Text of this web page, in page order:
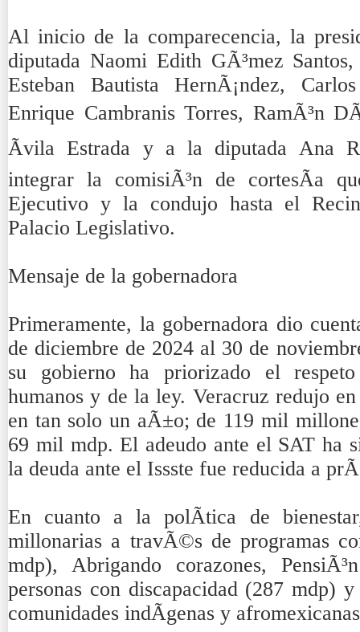
Al inicio de la comparecencia, la
diputada Naomi Edith GÃ³mez
Esteban Bautista HernÃ¡ndez,
Enrique Cambranis Torres, RamÃ³n
Ãvila Estrada y a la diputada Ana
integrar la comisiÃ³n de cortesÃ­a
Ejecutivo y la condujo hasta el
Palacio Legislativo.
Mensaje de la gobernadora
Primeramente, la gobernadora dio
de diciembre de 2024 al 30 de
su gobierno ha priorizado el
humanos y de la ley. Veracruz redujo
en tan solo un aÃ±o; de 119 mil
69 mil mdp. El adeudo ante el SAT ha
la deuda ante el Issste fue reducida a
En cuanto a la polÃ­tica de
millonarias a travÃ©s de programas
mdp), Abrigando corazones,
personas con discapacidad (287 mdp)
comunidades indÃ­genas y